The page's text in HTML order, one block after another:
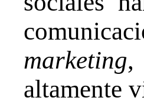
marketing,
altamente